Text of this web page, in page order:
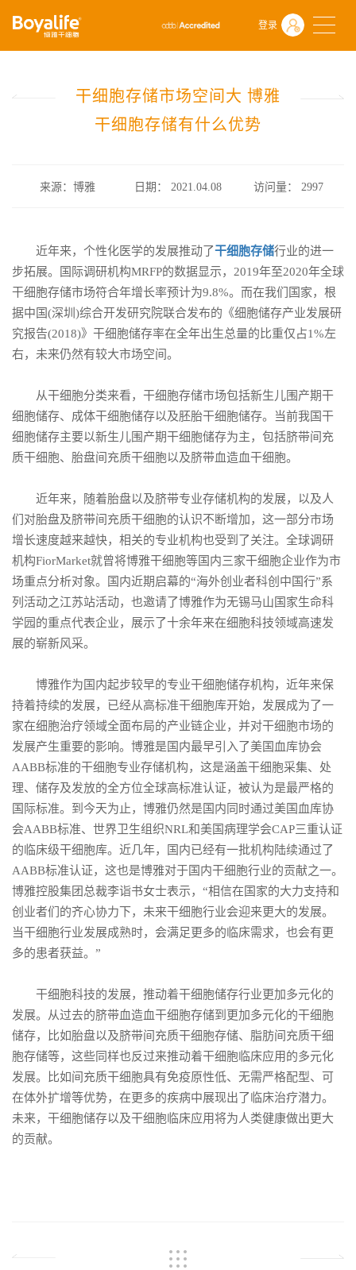
登录
首页 什么是干细胞
前沿动态
干细胞存储市场空间大 博雅干细胞存储有什么优势
干细胞存储市场空间大 博雅
干细胞存储有什么优势
来源：博雅 日期： 2021.04.08 访问量：2997
近年来，个性化医学的发展推动了干细胞存储行业的进一
步拓展。国际调研机构MRFP的数据显示，2019年至2020年全球
干细胞存储市场符合年增长率预计为9.8%。而在我们国家，根
据中国(深圳)综合开发研究院联合发布的《细胞储存产业发展研
究报告(2018)》干细胞储存率在全年出生总量的比重仅占1%左
右，未来仍然有较大市场空间。
从干细胞分类来看，干细胞存储市场包括新生儿围产期干
细胞储存、成体干细胞储存以及胚胎干细胞储存。当前我国干
细胞储存主要以新生儿围产期干细胞储存为主，包括脐带间充
质干细胞、胎盘间充质干细胞以及脐带血造血干细胞。
近年来，随着胎盘以及脐带专业存储机构的发展，以及人
们对胎盘及脐带间充质干细胞的认识不断增加，这一部分市场
增长速度越来越快，相关的专业机构也受到了关注。全球调研
机构FiorMarket就曾将博雅干细胞等国内三家干细胞企业作为市
场重点分析对象。国内近期启幕的“海外创业者科创中国行”系
列活动之江苏站活动，也邀请了博雅作为无锡马山国家生命科
学园的重点代表企业，展示了十余年来在细胞科技领域高速发
展的崭新风采。
博雅作为国内起步较早的专业干细胞储存机构，近年来保
持着持续的发展，已经从高标准干细胞库开始，发展成为了一
家在细胞治疗领域全面布局的产业链企业，并对干细胞市场的
发展产生重要的影响。博雅是国内最早引入了美国血库协会
AABB标准的干细胞专业存储机构，这是涵盖干细胞采集、处
理、储存及发放的全方位全球高标准认证，被认为是最严格的
国际标准。到今天为止，博雅仍然是国内同时通过美国血库协
会AABB标准、世界卫生组织NRL和美国病理学会CAP三重认证
的临床级干细胞库。近几年，国内已经有一批机构陆续通过了
AABB标准认证，这也是博雅对于国内干细胞行业的贡献之一。
博雅控股集团总裁李诣书女士表示，“相信在国家的大力支持和
创业者们的齐心协力下，未来干细胞行业会迎来更大的发展。
当干细胞行业发展成熟时，会满足更多的临床需求，也会有更
多的患者获益。”
干细胞科技的发展，推动着干细胞储存行业更加多元化的
发展。从过去的脐带血造血干细胞存储到更加多元化的干细胞
储存，比如胎盘以及脐带间充质干细胞存储、脂肪间充质干细
胞存储等，这些同样也反过来推动着干细胞临床应用的多元化
发展。比如间充质干细胞具有免疫原性低、无需严格配型、可
在体外扩增等优势，在更多的疾病中展现出了临床治疗潜力。
未来，干细胞储存以及干细胞临床应用将为人类健康做出更大
的贡献。